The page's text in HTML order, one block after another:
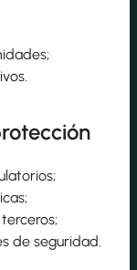
de seguridad.